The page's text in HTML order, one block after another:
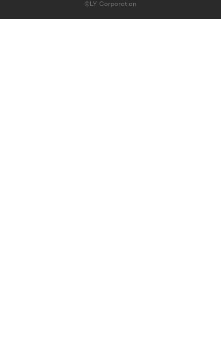
©LY Corporation
このコンテンツは掲載が終了しました | LINE占い